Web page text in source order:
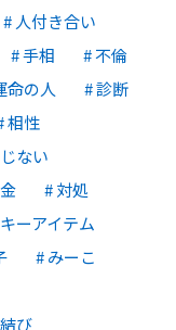
人付き合い
手相
不倫
命の人
診断
相性
ない
対処
ーアイテム
みーこ
び